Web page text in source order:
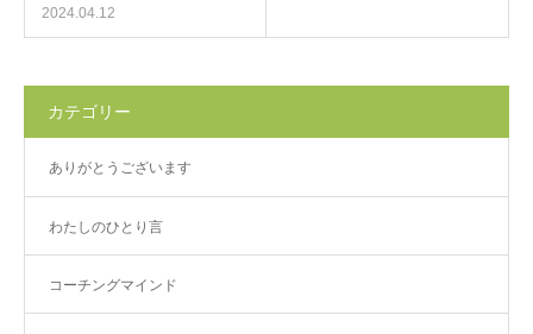
2024.04.12
カテゴリー
ありがとうございます
わたしのひとり言
コーチングマインド